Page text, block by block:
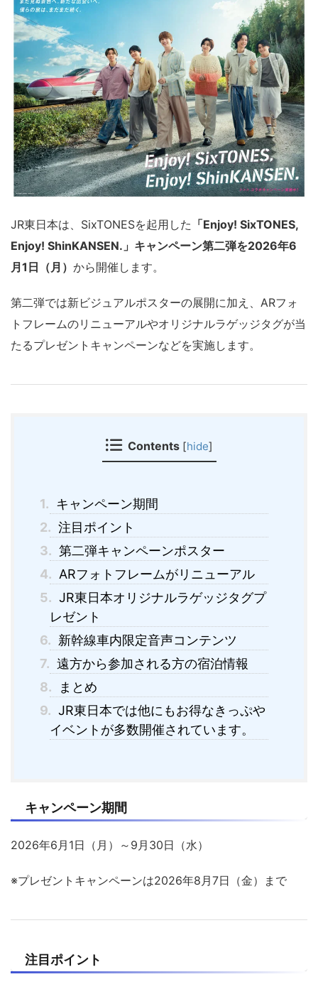
JR東日本は、SixTONESを起用した 「Enjoy! SixTONES,
Enjoy! ShinKANSEN.」キャンペーン第二弾を2026年6
月1日（月） から開催します。
第二弾では新ビジュアルポスターの展開に加え、ARフォ
トフレームのリニューアルやオリジナルラゲッジタグが当
たるプレゼントキャンペーンなどを実施します。
Contents [hide]
1. キャンペーン期間
2. 注目ポイント
3. 第二弾キャンペーンポスター
4. ARフォトフレームがリニューアル
5. JR東日本オリジナルラゲッジタグプ
レゼント
6. 新幹線車内限定音声コンテンツ
7. 遠方から参加される方の宿泊情報
8.
まとめ
9. JR東日本では他にもお得なきっぷや
イベントが多数開催されています。
キャンペーン期間
2026年6月1日（月）～9月30日（水）
※プレゼントキャンペーンは2026年8月7日（金）まで
注目ポイント